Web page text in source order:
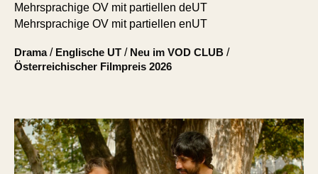
Mehrsprachige OV mit partiellen deUT
Mehrsprachige OV mit partiellen enUT
Drama/ Englische UT / Neu im VOD CLUB /
Österreichischer Filmpreis 2026